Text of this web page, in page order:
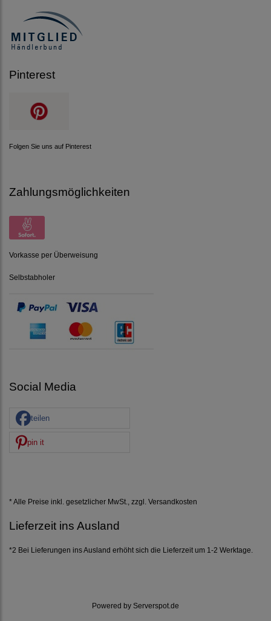
Pinterest
Folgen Sie uns auf Pinterest
Zahlungsmöglichkeiten
Vorkasse per Überweisung
Selbstabholer
Social Media
teilen
pin it
* Alle Preise inkl. gesetzlicher MwSt., zzgl. Versandkosten
Lieferzeit ins Ausland
*2 Bei Lieferungen ins Ausland erhöht sich die Lieferzeit um 1-2 Werktage.
Powered by Serverspot.de